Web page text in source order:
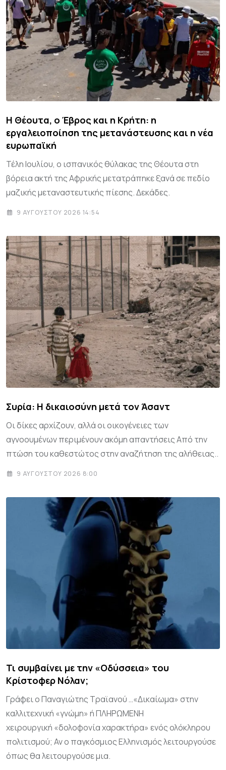
Η Θέουτα, ο Έβρος και η Κρήτη: η
εργαλειοποίηση της μετανάστευσης και η νέα
ευρωπαϊκή
Τέλη Ιουλίου, ο ισπανικός θύλακας της Θέουτα στη
βόρεια ακτή της Αφρικής μετατράπηκε ξανά σε πεδίο
μαζικής μεταναστευτικής πίεσης. Δεκάδες.
9 ΑΥΓΟΎΣΤΟΥ 2026 14:54
Συρία: Η δικαιοσύνη μετά τον Άσαντ
Οι δίκες αρχίζουν, αλλά οι οικογένειες των
αγνοουμένων περιμένουν ακόμη απαντήσεις Από την
πτώση του καθεστώτος στην αναζήτηση της αλήθειας..
9 ΑΥΓΟΎΣΤΟΥ 2026 8:00
Τι συμβαίνει με την «Οδύσσεια» του
Κρίστοφερ Νόλαν;
Γράφει ο Παναγιώτης Τραϊανού …«Δικαίωμα» στην
καλλιτεχνική «γνώμη» ή ΠΛΗΡΩΜΕΝΗ
χειρουργική «δολοφονία χαρακτήρα» ενός ολόκληρου
πολιτισμού; Αν ο παγκόσμιος Ελληνισμός λειτουργούσε
όπως θα λειτουργούσε μια.